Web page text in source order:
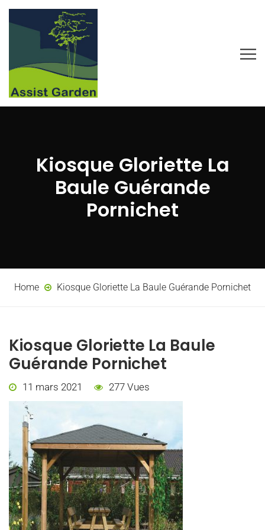
Kiosque Gloriette La
Baule Guérande
Pornichet
Home Kiosque Gloriette La Baule Guérande Pornichet
Kiosque Gloriette La Baule
Guérande Pornichet
11 mars 2021 277 Vues